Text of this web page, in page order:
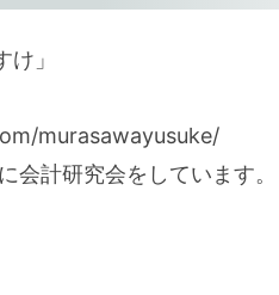
」
murasawayusuke/
会計研究会をしています。